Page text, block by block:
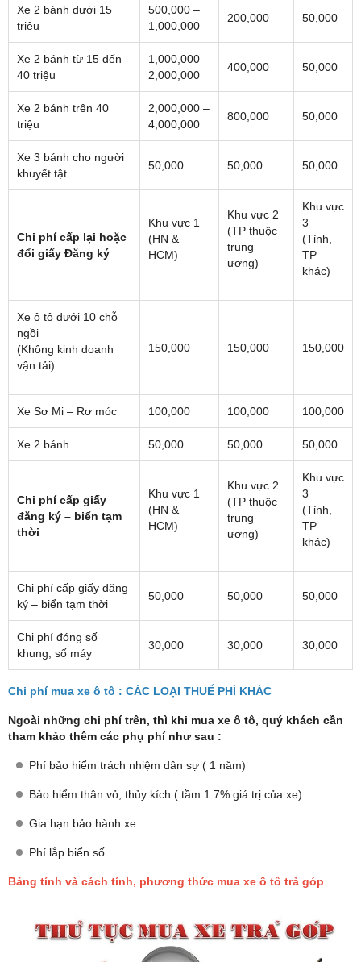
Xe 2 bánh dưới 15
triệu
500,000 –
1,000,000
200,000 50,000
Xe 2 bánh từ 15 đến
40 triệu
1,000,000 –
2,000,000
400,000 50,000
Xe 2 bánh trên 40
triệu
2,000,000 –
4,000,000
800,000 50,000
Xe 3 bánh cho người
khuyết tật
50,000 50,000 50,000
Chi phí cấp lại hoặc
đổi giấy Đăng ký
Khu vực 1
(HN &
HCM)
Khu vực 2
(TP thuộc
trung
ương)
Khu vực
3
(Tỉnh,
TP
khác)
Xe ô tô dưới 10 chỗ
ngồi
(Không kinh doanh
vận tải)
150,000 150,000 150,000
Xe Sơ Mi – Rơ móc 100,000 100,000 100,000
Xe 2 bánh 50,000 50,000 50,000
Chi phí cấp giấy
đăng ký – biển tạm
thời
Khu vực 1
(HN &
HCM)
Khu vực 2
(TP thuộc
trung
ương)
Khu vực
3
(Tỉnh,
TP
khác)
Chi phí cấp giấy đăng
ký – biển tạm thời
50,000 50,000 50,000
Chi phí đóng số
khung, số máy
30,000 30,000 30,000
Chi phí mua xe ô tô : CÁC LOẠI THUẾ PHÍ KHÁC
Ngoài những chi phí trên, thì khi mua xe ô tô, quý khách cần
tham khảo thêm các phụ phí như sau :
Phí bảo hiểm trách nhiệm dân sự ( 1 năm)
Bảo hiểm thân vỏ, thủy kích ( tầm 1.7% giá trị của xe)
Gia hạn bảo hành xe
Phí lắp biển số
Bảng tính và cách tính, phương thức mua xe ô tô trả góp